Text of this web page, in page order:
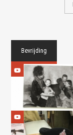
Bevrijding